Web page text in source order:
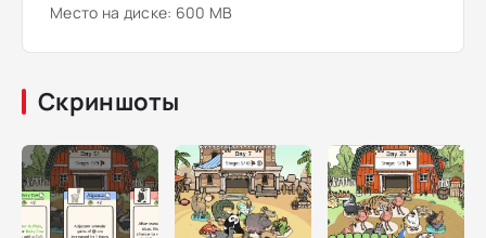
Место на диске: 600 MB
Скриншоты